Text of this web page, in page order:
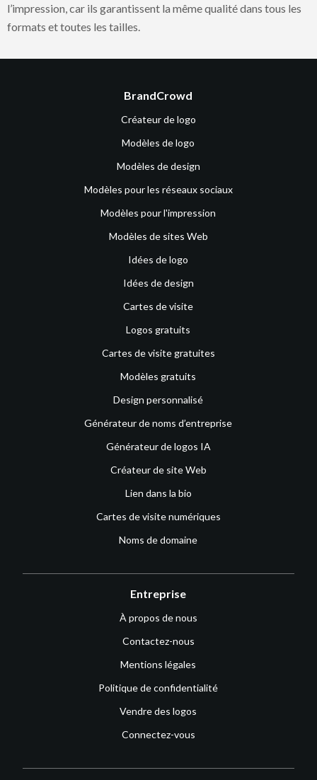
l’impression, car ils garantissent la même qualité dans tous les
formats et toutes les tailles.
BrandCrowd
Créateur de logo
Modèles de logo
Modèles de design
Modèles pour les réseaux sociaux
Modèles pour l'impression
Modèles de sites Web
Idées de logo
Idées de design
Cartes de visite
Logos gratuits
Cartes de visite gratuites
Modèles gratuits
Design personnalisé
Générateur de noms d’entreprise
Générateur de logos IA
Créateur de site Web
Lien dans la bio
Cartes de visite numériques
Noms de domaine
Entreprise
À propos de nous
Contactez-nous
Mentions légales
Politique de confidentialité
Vendre des logos
Connectez-vous